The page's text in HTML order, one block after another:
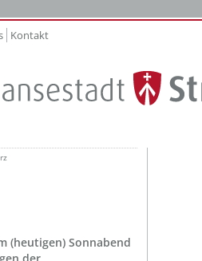
Kontakt
(heutigen) Sonnabend